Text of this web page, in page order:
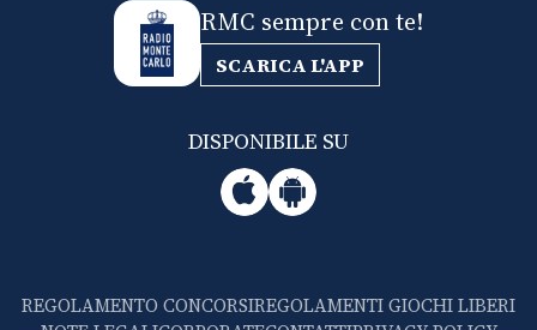
RMC sempre con te!
SCARICA L'APP
DISPONIBILE SU
REGOLAMENTO CONCORSIREGOLAMENTI GIOCHI LIBERI